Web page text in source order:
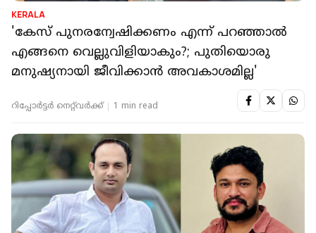
KERALA
'കേസ് പുനരന്വേഷിക്കണം എന്ന് പറഞ്ഞാൽ
എങ്ങനെ വെല്ലുവിളിയാകും?; പുതിയൊരു
മനുഷ്യനായി ജീവിക്കാൻ അവകാശമില്ല'
റിപ്പോർട്ടർ നെറ്റ്‌വര്‍ക്ക്‌ 1 min read